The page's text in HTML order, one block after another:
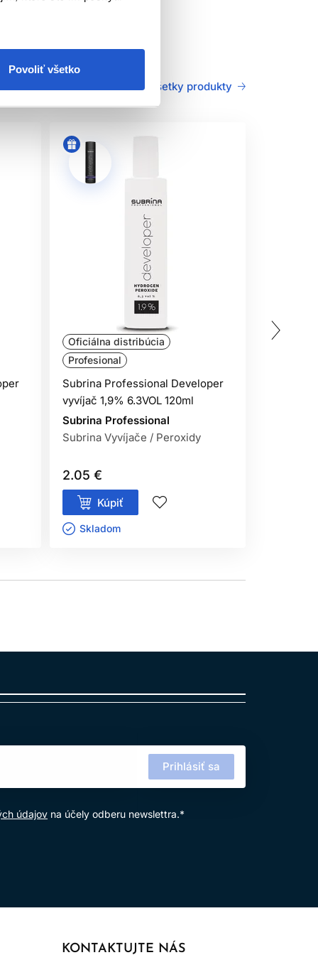
Povoliť všetko
farby.
Maroka.
Všetky produkty
Oficiálna distribúcia
Profesional
Subrina Professional Developer
vyvíjač 1,9% 6.3VOL 120ml
Subrina Professional
Subrina Vyvíjače / Peroxidy
2.05 €
Kúpiť
Skladom ㅤ
Prihlásiť sa
údajov na účely odberu newslettra.*
KONTAKTUJTE NÁS